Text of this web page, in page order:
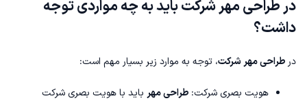
در طراحی مهر شرکت باید به چه مواردی توجه
داشت؟
درطراحی مهر شرکت، توجه به موارد زیر بسیار مهم است:
هویت بصری شرکت: طراحی مهر باید با هویت بصری شرکت